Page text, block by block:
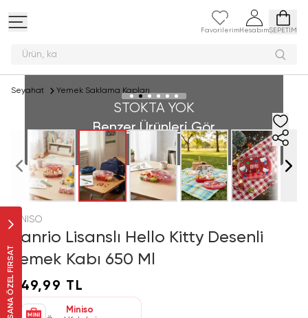
Favorilerim HesabımSEPETİM
Ür
SANA ÖZEL FIRSAT
Seyahat Yemek Saklama Kapları
STOKTA YOK
Benzer Ürünleri Gör
MINISO
Sanrio Lisanslı Hello Kitty Desenli
Yemek Kabı 650 Ml
349,99 TL
Miniso